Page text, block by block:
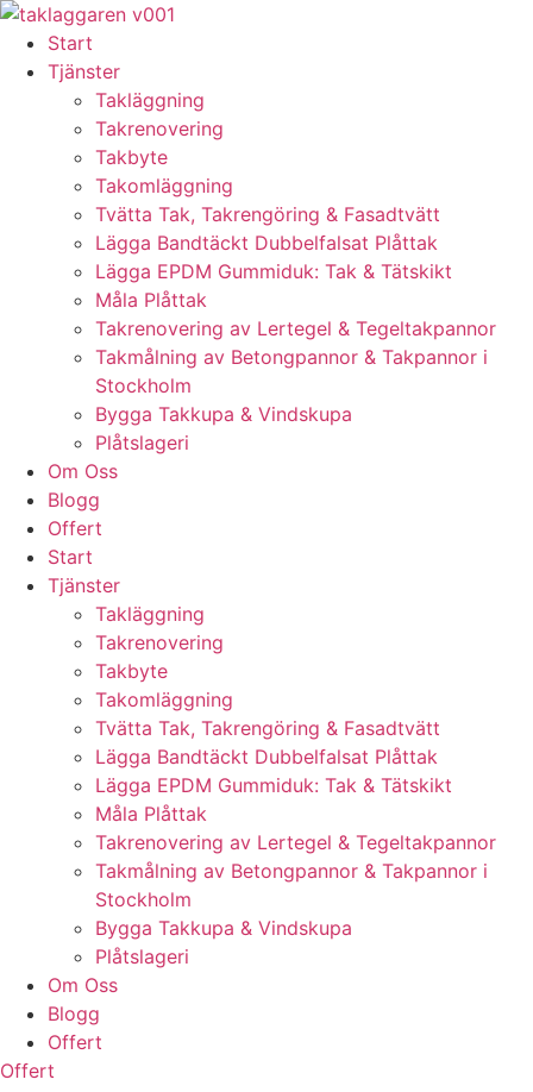
Skip
content
Start
Tjänster
Takläggning
Takrenovering
Takbyte
Takomläggning
Tvätta Tak, Takrengöring & Fasadtvätt
Lägga Bandtäckt Dubbelfalsat Plåttak
Lägga EPDM Gummiduk: Tak & Tätskikt
Måla Plåttak
Takrenovering av Lertegel & Tegeltakpannor
Takmålning av Betongpannor & Takpannor i
Stockholm
Bygga Takkupa & Vindskupa
Plåtslageri
Om Oss
Blogg
Offert
Start
Tjänster
Takläggning
Takrenovering
Takbyte
Takomläggning
Tvätta Tak, Takrengöring & Fasadtvätt
Lägga Bandtäckt Dubbelfalsat Plåttak
Lägga EPDM Gummiduk: Tak & Tätskikt
Måla Plåttak
Takrenovering av Lertegel & Tegeltakpannor
Takmålning av Betongpannor & Takpannor i
Stockholm
Bygga Takkupa & Vindskupa
Plåtslageri
Om Oss
Blogg
Offert
Offert